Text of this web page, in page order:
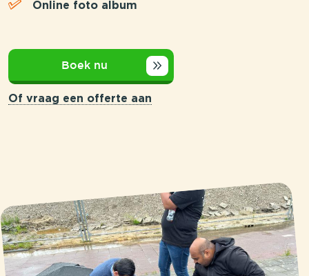
Online foto album
Boek nu
Of vraag een offerte aan